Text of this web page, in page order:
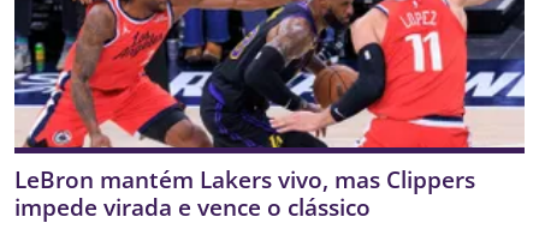
LeBron mantém Lakers vivo, mas Clippers
impede virada e vence o clássico